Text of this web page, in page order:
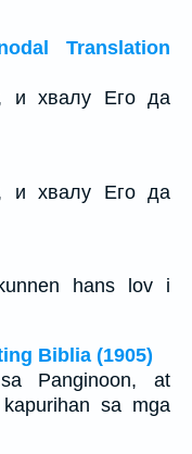
Translation
и хвалу Его да
и хвалу Его да
hans lov i
Biblia (1905)
Panginoon, at
sa mga